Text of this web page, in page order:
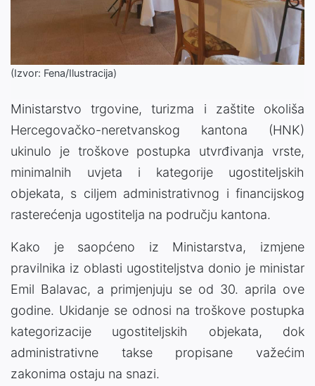
(Izvor: Fena/Ilustracija)
Ministarstvo trgovine, turizma i zaštite okoliša
Hercegovačko-neretvanskog kantona (HNK)
ukinulo je troškove postupka utvrđivanja vrste,
minimalnih uvjeta i kategorije ugostiteljskih
objekata, s ciljem administrativnog i financijskog
rasterećenja ugostitelja na području kantona.
Kako je saopćeno iz Ministarstva, izmjene
pravilnika iz oblasti ugostiteljstva donio je ministar
Emil Balavac, a primjenjuju se od 30. aprila ove
godine. Ukidanje se odnosi na troškove postupka
kategorizacije ugostiteljskih objekata, dok
administrativne takse propisane važećim
zakonima ostaju na snazi.